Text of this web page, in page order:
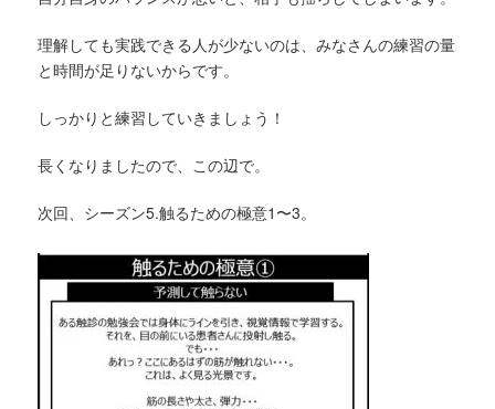
理解しても実践できる人が少ないのは、みなさんの練習の量
と時間が足りないからです。
しっかりと練習していきましょう！
長くなりましたので、この辺で。
次回、シーズン5.触るための極意1〜3。